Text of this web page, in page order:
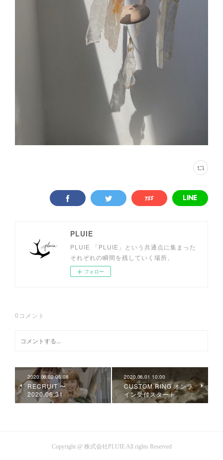
PLUIE
PLUIE 「PLUIE」という共通点に集まった
それぞれの瞬間を残していく場所。
フォロー
0 コメント
2020.06.02 05:08
RECRUIT 〜
2020.06.31
2020.06.01 10:00
CUSTOM RING オンラ
イン受付スタート
Copyright @ 株式会社PLUIE All rights Reserved